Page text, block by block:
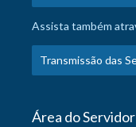
Assista também
Transmissão das
Área do Servidor